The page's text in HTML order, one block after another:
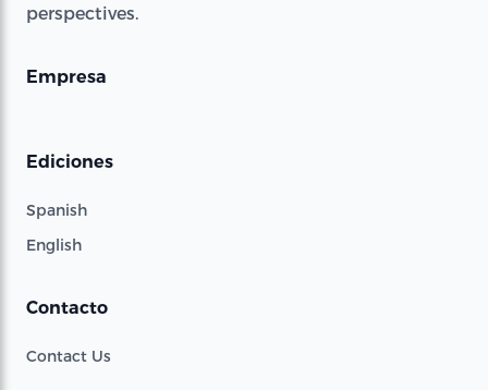
perspectives.
Empresa
Ediciones
Spanish
English
Contacto
Contact Us